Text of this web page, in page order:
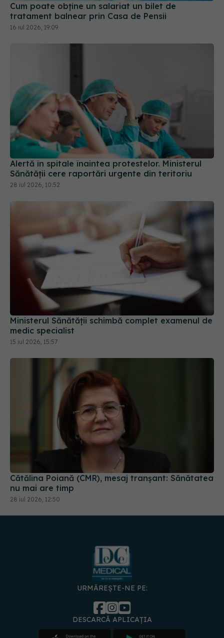
Cum poate obține un salariat un bilet de
tratament balnear prin Casa de Pensii
16 iul 2026, 19:09
Alertă în spitale înaintea protestelor. Ministerul
Sănătății cere raportări urgente din teritoriu
28 iul 2026, 10:52
Ministerul Sănătății schimbă complet examenul de
medic specialist
15 iul 2026, 15:57
Cătălina Poiană (CMR), mesaj tranșant: Sănătatea
nu mai are timp
28 iul 2026, 12:50
URMĂREȘTE-NE PE:
DESCARCĂ APLICAȚIA